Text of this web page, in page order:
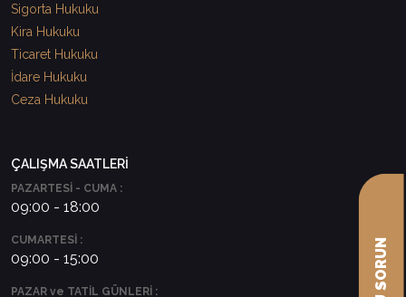
Sigorta Hukuku
Kira Hukuku
Ticaret Hukuku
İdare Hukuku
Ceza Hukuku
ÇALIŞMA SAATLERİ
PAZARTESİ - CUMA :
09:00 - 18:00
CUMARTESİ :
09:00 - 15:00
PAZAR ve TATİL GÜNLERİ :